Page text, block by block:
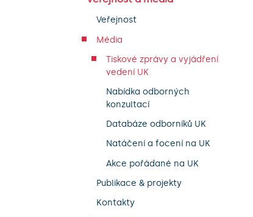
Veřejnost
Média
Tiskové zprávy a vyjádření
vedení UK
Nabídka odborných
konzultací
Databáze odborníků UK
Natáčení a focení na UK
Akce pořádané na UK
Publikace & projekty
Kontakty